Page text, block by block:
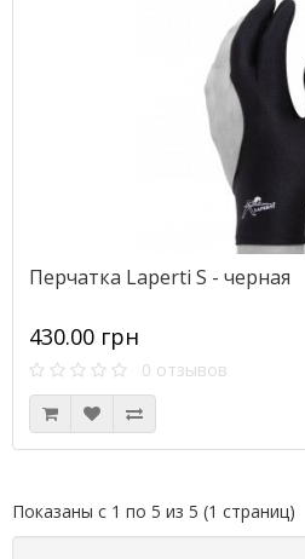
Перчатка Laperti S - черная
430.00 грн
0 отзывов
Показаны с 1 по 5 из 5 (1 страниц)